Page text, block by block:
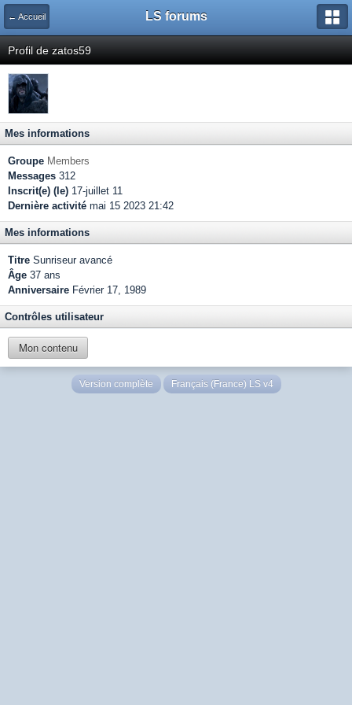
← Accueil LS forums
Profil de zatos59
Mes informations
Groupe Members
Messages 312
Inscrit(e) (le) 17-juillet 11
Dernière activité mai 15 2023 21:42
Mes informations
Titre Sunriseur avancé
Âge 37 ans
Anniversaire Février 17, 1989
Contrôles utilisateur
Mon contenu
Version complète Français (France) LS v4